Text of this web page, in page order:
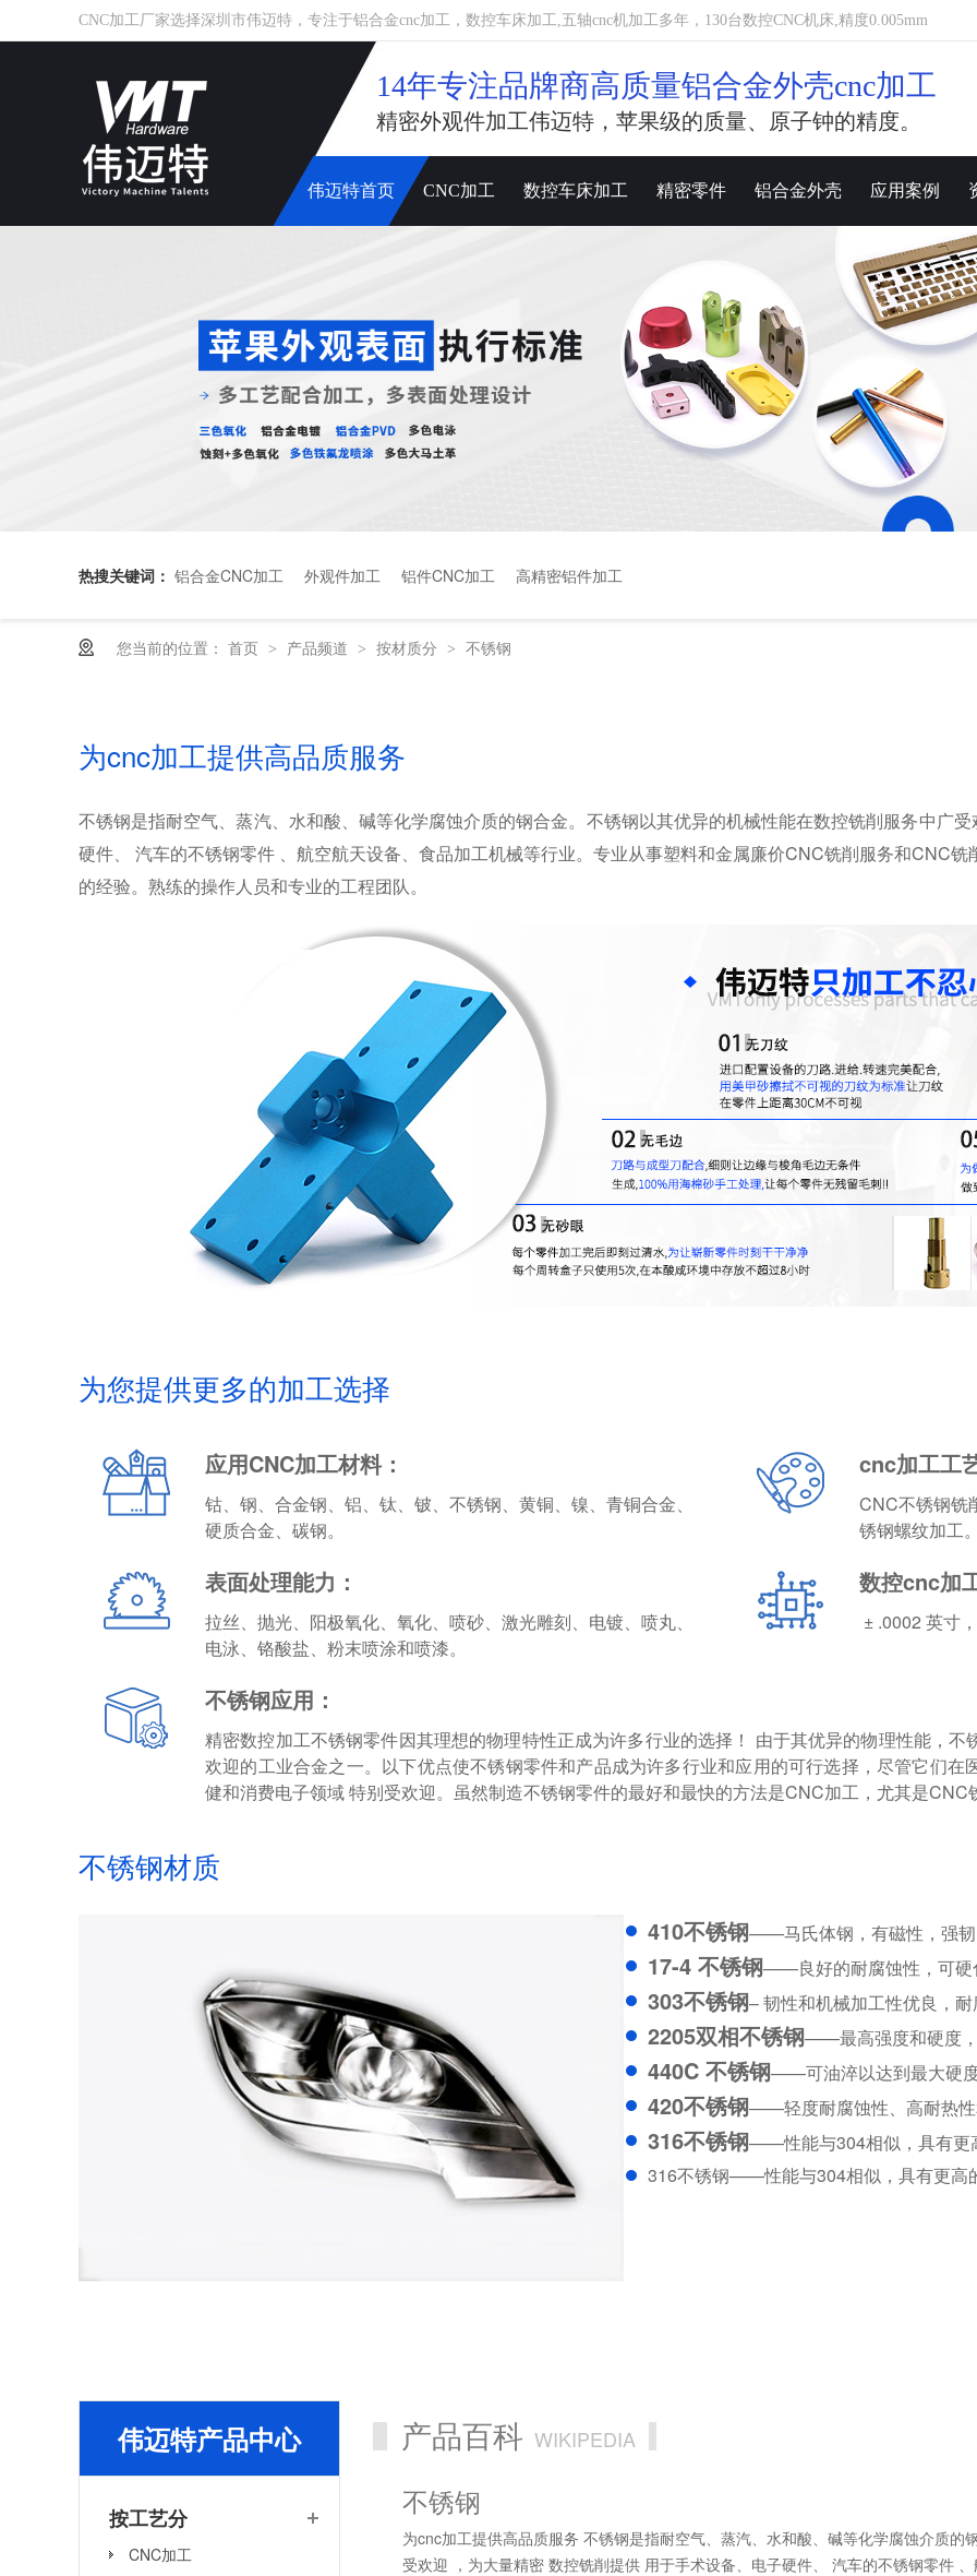
CNC加工厂家选择深圳市伟迈特，专注于铝合金cnc加工，数控车床加工,五轴cnc机加工多年，130台数控CNC机床,精度0.005mm
14年专注品牌商高质量铝合金外壳cnc加工
精密外观件加工伟迈特，苹果级的质量、原子钟的精度。
伟迈特首页 CNC加工 数控车床加工 精密零件 铝合金外壳 应用案例
热搜关键词： 铝合金CNC加工 外观件加工 铝件CNC加工 高精密铝件加工
您当前的位置： 首页 > 产品频道 > 按材质分 > 不锈钢
为cnc加工提供高品质服务
不锈钢是指耐空气、蒸汽、水和酸、碱等化学腐蚀介质的钢合金。不锈钢以其优异的机械性能在数控铣削服务中广
硬件、 汽车的不锈钢零件 、航空航天设备、食品加工机械等行业。专业从事塑料和金属廉价CNC铣削服务和CNC
的经验。熟练的操作人员和专业的工程团队。
为您提供更多的加工选择
应用CNC加工材料：
钴、钢、合金钢、铝、钛、铍、不锈钢、黄铜、镍、青铜合金、
硬质合金、碳钢。
cnc加工工
CNC不锈钢铣
锈钢螺纹加工
表面处理能力：
拉丝、抛光、阳极氧化、氧化、喷砂、激光雕刻、电镀、喷丸、
电泳、铬酸盐、粉末喷涂和喷漆。
数控cnc加
± .0002 英寸
不锈钢应用：
精密数控加工不锈钢零件因其理想的物理特性正成为许多行业的选择！ 由于其优异的物理性能，
欢迎的工业合金之一。以下优点使不锈钢零件和产品成为许多行业和应用的可行选择，尽管它们在
健和消费电子领域 特别受欢迎。虽然制造不锈钢零件的最好和最快的方法是CNC加工，尤其是CNC
不锈钢材质
410不锈钢——马氏体钢，有磁性，强
17-4 不锈钢——良好的耐腐蚀性，可硬
303不锈钢– 韧性和机械加工性优良，
2205双相不锈钢——最高强度和硬度
440C 不锈钢——可油淬以达到最大硬
420不锈钢——轻度耐腐蚀性、高耐热
316不锈钢——性能与304相似，具有更
316不锈钢——性能与304相似，具有更高
产品百科 WIKIPEDIA
不锈钢
为cnc加工提供高品质服务 不锈钢是指耐空气、蒸汽、水和酸、碱等化学腐蚀介质
受欢迎 ，为大量精密 数控铣削提供 用于手术设备、电子硬件、 汽车的不锈钢零件
伟迈特产品中心
按工艺分
CNC加工